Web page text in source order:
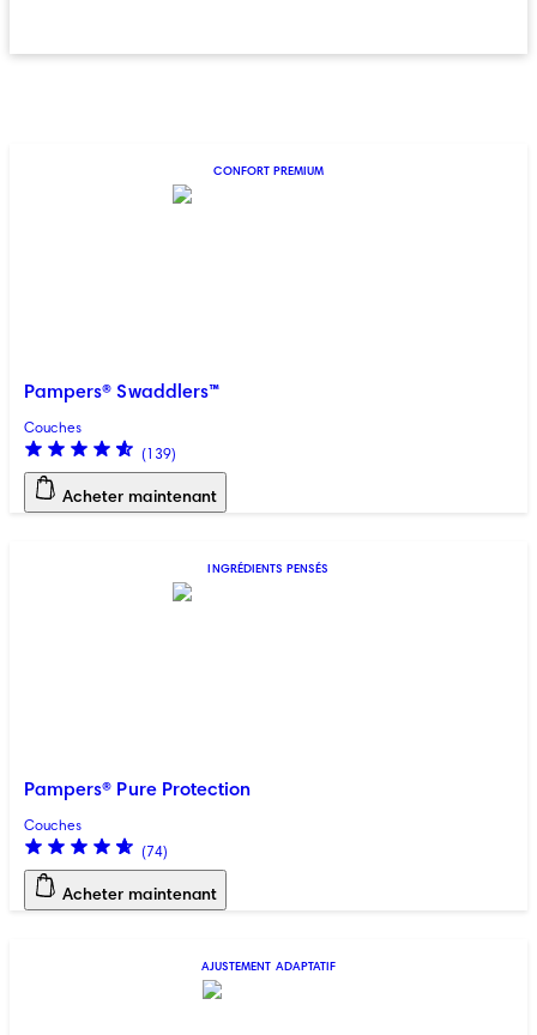
CONFORT PREMIUM
Pampers® Swaddlers™
Couches
( 139)
Acheter maintenant
INGRÉDIENTS PENSÉS
Pampers® Pure Protection
Couches
(74)
Acheter maintenant
AJUSTEMENT ADAPTATIF